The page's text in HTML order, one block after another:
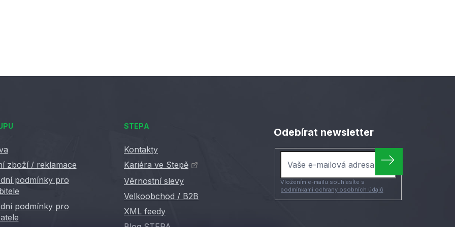
c
zboží / reklamace
podmínky pro
podmínky pro
STEPA
Kontakty
Kariéra ve Stepě
Věrnostní slevy
Velkoobchod / B2B
XML feedy
Odebírat newsletter
Vložením e-mailu souhlasíte s
podmínkami ochrany osobních údajů